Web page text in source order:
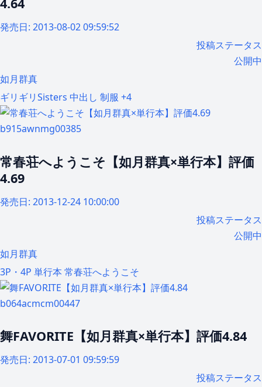
発売日: 2013-08-02 09:59:52
投稿ステータス
公開中
如月群真
ギリギリSisters 中出し 制服 +4
b915awnmg00385
常春荘へようこそ【如月群真×単行本】評価
4.69
発売日: 2013-12-24 10:00:00
投稿ステータス
公開中
如月群真
3P・4P 単行本 常春荘へようこそ
b064acmcm00447
舞FAVORITE【如月群真×単行本】評価4.84
発売日: 2013-07-01 09:59:59
投稿ステータス